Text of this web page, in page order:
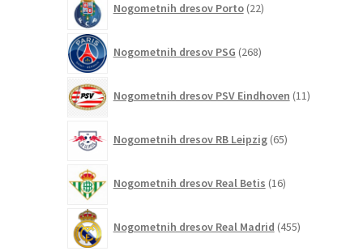
Nogometnih dresov Porto 22izdelkov
Nogometnih dresov PSG 268izdelkov
Nogometnih dresov PSV Eindhoven 11izdelkov
Nogometnih dresov RB Leipzig 65izdelkov
Nogometnih dresov Real Betis 16izdelkov
Nogometnih dresov Real Madrid 455izdelkov